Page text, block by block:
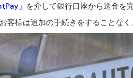
」 を介して銀行口座から送金を
客様は追加の手続きをすることな